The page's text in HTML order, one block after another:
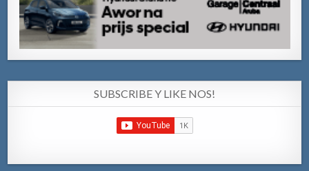
SUBSCRIBE Y LIKE NOS!